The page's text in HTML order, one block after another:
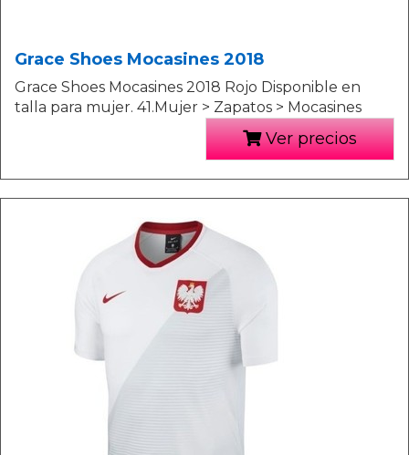
Grace Shoes Mocasines 2018
Grace Shoes Mocasines 2018 Rojo Disponible en
talla para mujer. 41.Mujer > Zapatos > Mocasines
Ver precios